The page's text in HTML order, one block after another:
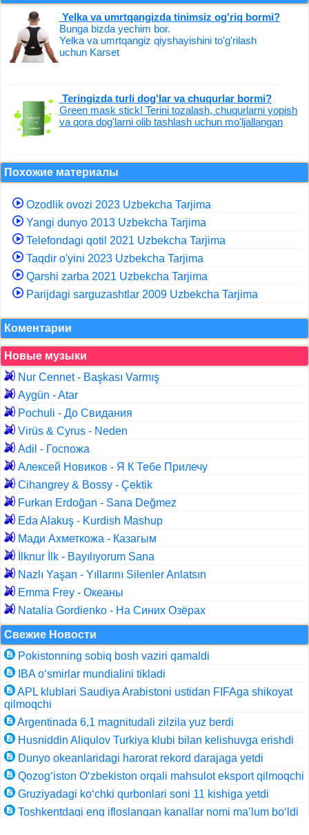
Yelka va umrtqangizda tinimsiz og'riq bormi?
Bunga bizda yechim bor.
Yelka va umrtqangiz qiyshayishini to'g'rilash
uchun Karset
Teringizda turli dog'lar va chuqurlar bormi?
Green mask stick! Terini tozalash, chuqurlarni yopish
va qora dog'larni olib tashlash uchun mo'ljallangan
Похожие материалы
Ozodlik ovozi 2023 Uzbekcha Tarjima
Yangi dunyo 2013 Uzbekcha Tarjima
Telefondagi qotil 2021 Uzbekcha Tarjima
Taqdir o'yini 2023 Uzbekcha Tarjima
Qarshi zarba 2021 Uzbekcha Tarjima
Parijdagi sarguzashtlar 2009 Uzbekcha Tarjima
Коментарии
Новые музыки
Nur Cennet - Başkası Varmış
Aygün - Atar
Pochuli - До Свидания
Virüs & Cyrus - Neden
Adil - Госпожа
Алексей Новиков - Я К Тебе Прилечу
Cihangrey & Bossy - Çektik
Furkan Erdoğan - Sana Değmez
Eda Alakuş - Kurdish Mashup
Мади Ахметкожа - Казагым
İlknur İlk - Bayılıyorum Sana
Nazlı Yaşan - Yıllarını Silenler Anlatsın
Emma Frey - Океаны
Natalia Gordienko - На Синих Озёрах
Свежие Новости
Pokistonning sobiq bosh vaziri qamaldi
IBA o‘smirlar mundialini tikladi
APL klublari Saudiya Arabistoni ustidan FIFAga shikoyat
qilmoqchi
Argentinada 6,1 magnitudali zilzila yuz berdi
Husniddin Aliqulov Turkiya klubi bilan kelishuvga erishdi
Dunyo okeanlaridagi harorat rekord darajaga yetdi
Qozog‘iston O‘zbekiston orqali mahsulot eksport qilmoqchi
Gruziyadagi ko‘chki qurbonlari soni 11 kishiga yetdi
Toshkentdagi eng ifloslangan kanallar nomi ma’lum bo‘ldi